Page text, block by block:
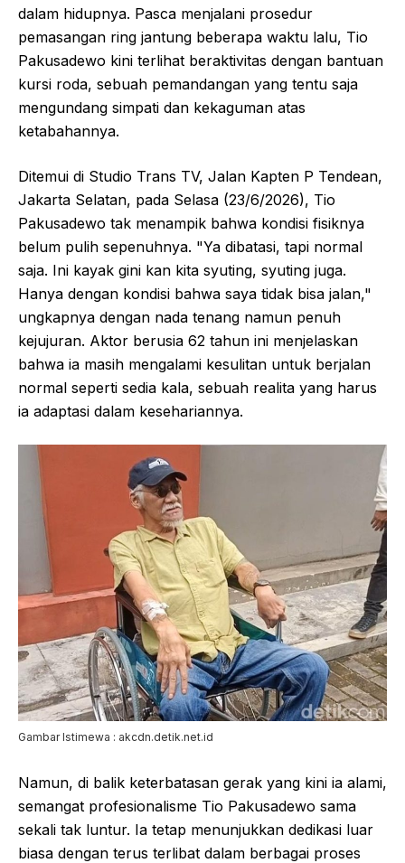
dalam hidupnya. Pasca menjalani prosedur
pemasangan ring jantung beberapa waktu lalu, Tio
Pakusadewo kini terlihat beraktivitas dengan bantuan
kursi roda, sebuah pemandangan yang tentu saja
mengundang simpati dan kekaguman atas
ketabahannya.
Ditemui di Studio Trans TV, Jalan Kapten P Tendean,
Jakarta Selatan, pada Selasa (23/6/2026), Tio
Pakusadewo tak menampik bahwa kondisi fisiknya
belum pulih sepenuhnya. "Ya dibatasi, tapi normal
saja. Ini kayak gini kan kita syuting, syuting juga.
Hanya dengan kondisi bahwa saya tidak bisa jalan,"
ungkapnya dengan nada tenang namun penuh
kejujuran. Aktor berusia 62 tahun ini menjelaskan
bahwa ia masih mengalami kesulitan untuk berjalan
normal seperti sedia kala, sebuah realita yang harus
ia adaptasi dalam kesehariannya.
Gambar Istimewa : akcdn.detik.net.id
Namun, di balik keterbatasan gerak yang kini ia alami,
semangat profesionalisme Tio Pakusadewo sama
sekali tak luntur. Ia tetap menunjukkan dedikasi luar
biasa dengan terus terlibat dalam berbagai proses